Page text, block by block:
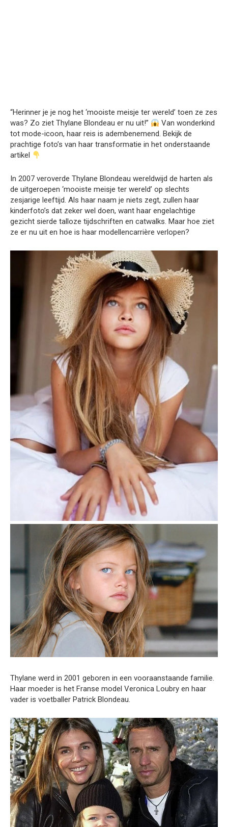
“Herinner je je nog het ‘mooiste meisje ter wereld’ toen ze zes
was? Zo ziet Thylane Blondeau er nu uit!”
Van wonderkind
tot mode-icoon, haar reis is adembenemend. Bekijk de
prachtige foto’s van haar transformatie in het onderstaande
artikel
In 2007 veroverde Thylane Blondeau wereldwijd de harten als
de uitgeroepen ‘mooiste meisje ter wereld’ op slechts
zesjarige leeftijd. Als haar naam je niets zegt, zullen haar
kinderfoto’s dat zeker wel doen, want haar engelachtige
gezicht sierde talloze tijdschriften en catwalks. Maar hoe ziet
ze er nu uit en hoe is haar modellencarrière verlopen?
Thylane werd in 2001 geboren in een vooraanstaande familie.
Haar moeder is het Franse model Veronica Loubry en haar
vader is voetballer Patrick Blondeau.